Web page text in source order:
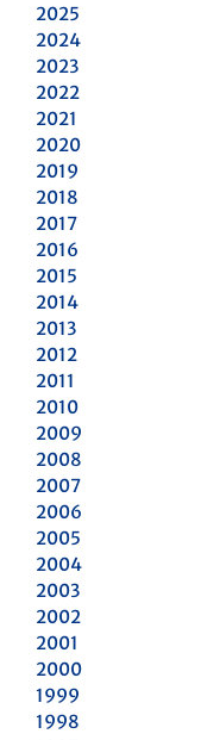
2025
2024
2023
2022
2021
2020
2019
2018
2017
2016
2015
2014
2013
2012
2011
2010
2009
2008
2007
2006
2005
2004
2003
2002
2001
2000
1999
1998